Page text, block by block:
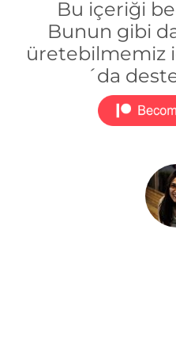
Bu içeriği
Bunun gibi
üretebilmemiz
´da